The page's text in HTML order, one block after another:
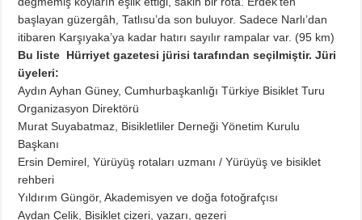
başlayan güzergâh, Tatlısu’da son buluyor. Sadece Narlı’dan
itibaren Karşıyaka’ya kadar hatırı sayılır rampalar var. (95 km)
Bu liste Hürriyet gazetesi jürisi tarafından seçilmiştir. Jüri
üyeleri:
Aydın Ayhan Güney, Cumhurbaşkanlığı Türkiye Bisiklet Turu
Organizasyon Direktörü
Murat Suyabatmaz, Bisikletliler Derneği Yönetim Kurulu
Başkanı
Ersin Demirel, Yürüyüş rotaları uzmanı / Yürüyüş ve bisiklet
rehberi
Yıldırım Güngör, Akademisyen ve doğa fotoğrafçısı
Aydan Çelik, Bisiklet çizeri, yazarı, gezeri